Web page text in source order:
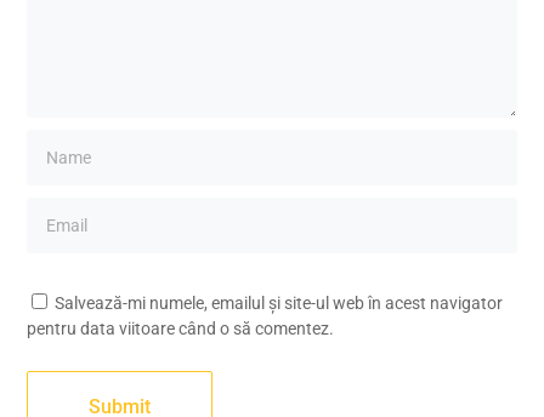
Salvează-mi numele, emailul și site-ul web în acest navigator
pentru data viitoare când o să comentez.